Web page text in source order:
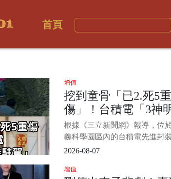
首頁
增值
挖到童骨「已2.死5重
傷」！台積電「3神
時駐駕」畫面曝光
布袋戲鎮壓
根據《三立新聞網》報導，位
義科學園區內的台積電先進封
區，今日適逢關聖帝君聖誕千秋
祈願工程平安順遂。 廠區內臨
2026-08-07
增值